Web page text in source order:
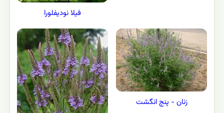
فیلا نودیفلورا
زنان - پنج انگشت